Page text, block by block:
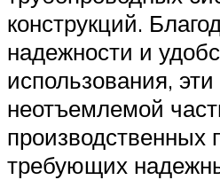
конструкций.
надежности и
использования,
неотъемлемой
производственных
требующих